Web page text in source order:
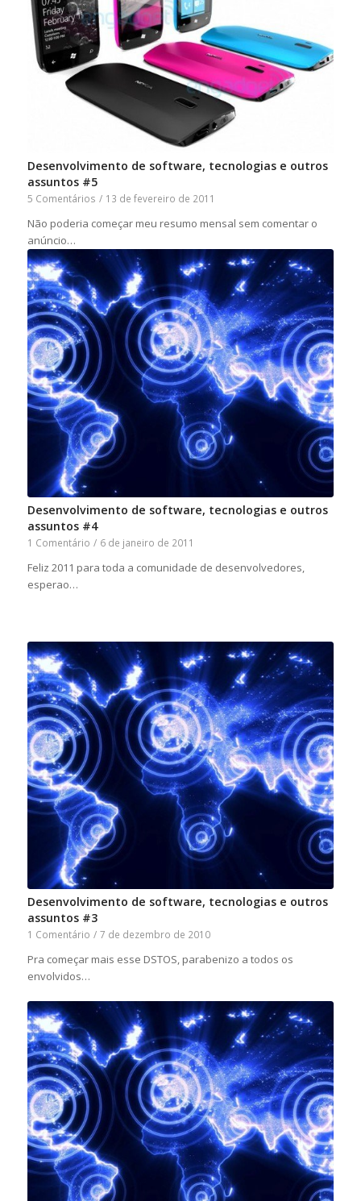
Desenvolvimento de software, tecnologias e outros
assuntos #5
5 Comentários / 13 de fevereiro de 2011
Não poderia começar meu resumo mensal sem comentar o
anúncio…
Desenvolvimento de software, tecnologias e outros
assuntos #4
1 Comentário / 6 de janeiro de 2011
Feliz 2011 para toda a comunidade de desenvolvedores,
esperao…
Desenvolvimento de software, tecnologias e outros
assuntos #3
1 Comentário / 7 de dezembro de 2010
Pra começar mais esse DSTOS, parabenizo a todos os
envolvidos…